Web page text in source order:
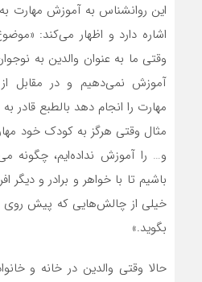
این روانشناس به آموزش مهارت به
اشاره دارد و اظهار می‌کند:
وقتی ما به عنوان والدین به
آموزش نمی‌دهیم و در مقابل
مهارت را انجام دهد بالطبع قادر
مثال وقتی هرگز به کودک خود
و… را آموزش نداده‌ایم، چگونه
باشیم تا با خواهر و برادر و دیگر
خیلی از چالش‌هایی که پیش روی او
بگوید.»
حالا وقتی والدین در خانه و